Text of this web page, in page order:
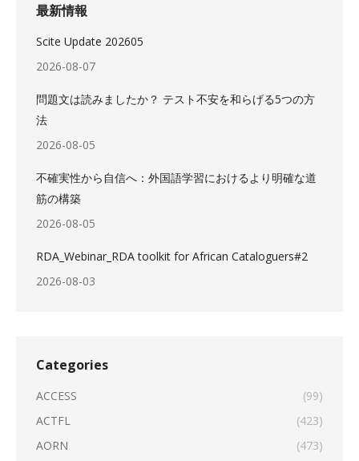
最新情報
Scite Update 202605
2026-08-07
問題文は読みましたか？ テスト不安を和らげる5つの方
法
2026-08-05
不確実性から自信へ：外国語学習におけるより明確な道
筋の構築
2026-08-05
RDA_Webinar_RDA toolkit for African Cataloguers#2
2026-08-03
Categories
ACCESS
(99)
ACTFL
(423)
AORN
(473)